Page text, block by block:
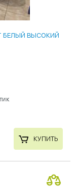
БЕЛЫЙ ВЫСОКИЙ
КУПИТЬ